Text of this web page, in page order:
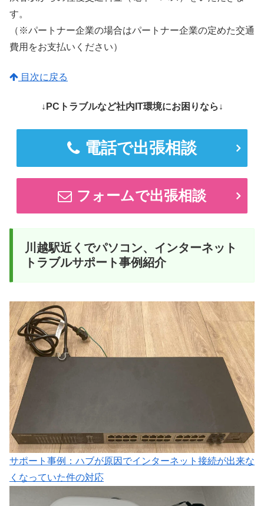
す。
（※パートナー企業の場合はパートナー企業の定めた交通
費用をお支払いください）
目次に戻る
↓PCトラブルなど社内IT環境にお困りなら↓
電話で出張相談
フォームで出張相談
川越駅近くでパソコン、インターネット
トラブルサポート事例紹介
サポート事例：ハブが原因でインターネット接続が出来な
くなっていた件の対応